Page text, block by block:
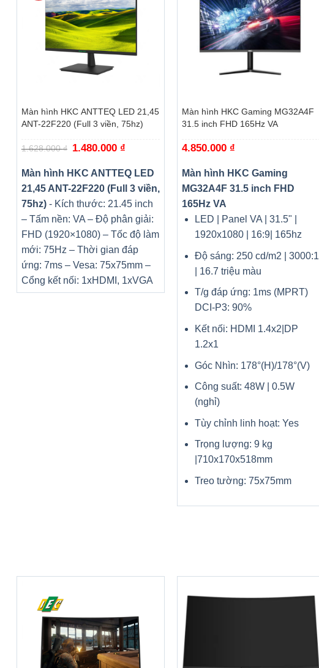
Màn hình HKC ANTTEQ LED 21,45
ANT-22F220 (Full 3 viền, 75hz)
1.628.000₫ Giá
1.628.000 ₫.
1.480.000 ₫
là:
1.480.000 ₫.
Màn hình HKC ANTTEQ LED
21,45 ANT-22F220 (Full 3 viền,
75hz) - Kích thước: 21.45 inch
– Tấm nền: VA – Độ phân giải:
FHD (1920×1080) – Tốc độ làm
mới: 75Hz – Thời gian đáp
ứng: 7ms– Vesa: 75x75mm –
Cổng kết nối: 1xHDMI, 1xVGA
Màn hình HKC Gaming MG32A4F
31.5 inch FHD 165Hz VA
4.850.000 ₫
Màn hình HKC Gaming
MG32A4F 31.5 inch FHD
165Hz VA
LED | Panel VA | 31.5" |
1920x1080 | 16:9| 165hz
Độ sáng: 250 cd/m2 | 3000:1
| 16.7 triệu màu
T/g đáp ứng: 1ms (MPRT)
DCI-P3: 90%
Kết nối: HDMI 1.4x2|DP
1.2x1
Góc Nhìn: 178°(H)/178°(V)
Công suất: 48W | 0.5W
(nghỉ)
Tùy chỉnh linh hoạt: Yes
Trọng lượng: 9 kg
|710x170x518mm
Treo tường: 75x75mm